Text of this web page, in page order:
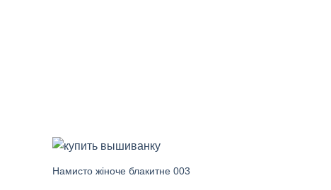
Намисто жіноче блакитне 003